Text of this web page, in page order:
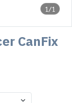
1/1
CanFix